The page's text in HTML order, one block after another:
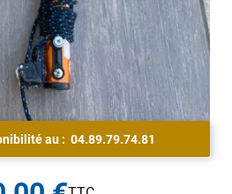
au : 04.89.79.74.81